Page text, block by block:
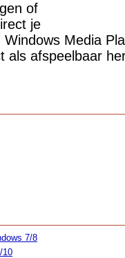
of
je
Media
als afspeelbaar
7/8
10